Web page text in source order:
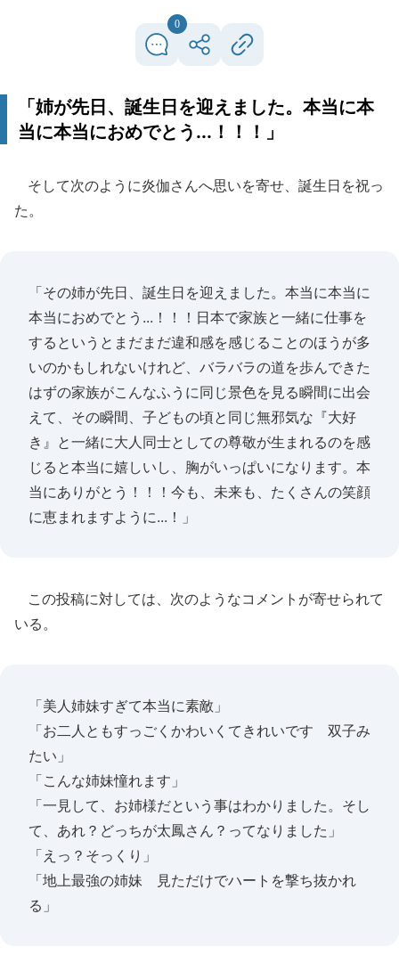
0
「姉が先日、誕生日を迎えました。本当に本
当に本当におめでとう...！！！」
そして次のように炎伽さんへ思いを寄せ、誕生日を祝っ
た。
「その姉が先日、誕生日を迎えました。本当に本当に
本当におめでとう...！！！日本で家族と一緒に仕事を
するというとまだまだ違和感を感じることのほうが多
いのかもしれないけれど、バラバラの道を歩んできた
はずの家族がこんなふうに同じ景色を見る瞬間に出会
えて、その瞬間、子どもの頃と同じ無邪気な『大好
き』と一緒に大人同士としての尊敬が生まれるのを感
じると本当に嬉しいし、胸がいっぱいになります。本
当にありがとう！！！今も、未来も、たくさんの笑顔
に恵まれますように...！」
この投稿に対しては、次のようなコメントが寄せられて
いる。
「美人姉妹すぎて本当に素敵」
「お二人ともすっごくかわいくてきれいです 双子み
たい」
「こんな姉妹憧れます」
「一見して、お姉様だという事はわかりました。そし
て、あれ？どっちが太鳳さん？ってなりました」
「えっ？そっくり」
「地上最強の姉妹 見ただけでハートを撃ち抜かれ
る」